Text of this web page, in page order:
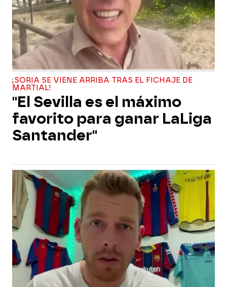
¡SORIA SE VIENE ARRIBA TRAS EL FICHAJE DE
MARTIAL!
"El Sevilla es el máximo
favorito para ganar LaLiga
Santander"